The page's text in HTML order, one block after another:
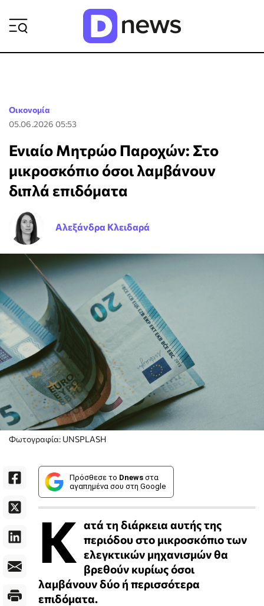
Οικονομία
05.06.2026 05:53
Ενιαίο Μητρώο Παροχών: Στο
μικροσκόπιο όσοι λαμβάνουν
διπλά επιδόματα
Αλεξάνδρα Κλειδαρά
Φωτογραφία: UNSPLASH
Πρόσθεσε το Dnews στα
αγαπημένα σου στη Google
Κ ατά τη διάρκεια αυτής της
περιόδου στο μικροσκόπιο των
ελεγκτικών μηχανισμών θα
βρεθούν κυρίως όσοι
λαμβάνουν δύο ή περισσότερα
επιδόματα.